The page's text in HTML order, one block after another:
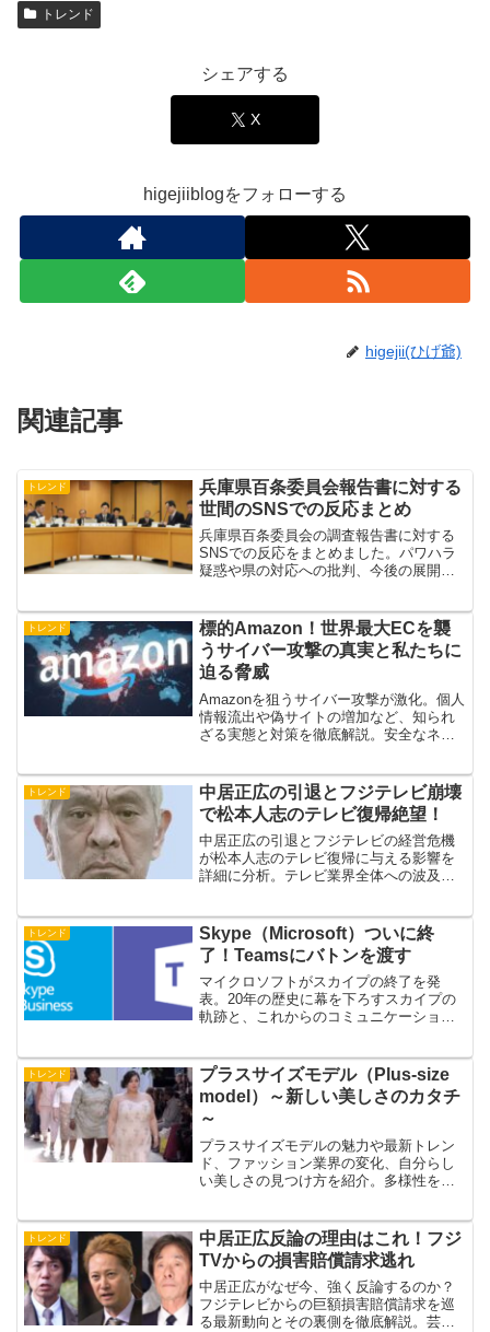
トレンド
シェアする
X
higejiiblogをフォローする
higejii(ひげ爺)
関連記事
トレンド
兵庫県百条委員会報告書に対する
世間のSNSでの反応まとめ
兵庫県百条委員会の調査報告書に対する
SNSでの反応をまとめました。パワハラ
疑惑や県の対応への批判、今後の展開へ
在り方についても考察しています。
トレンド
標的Amazon！世界最大ECを襲
うサイバー攻撃の真実と私たちに
迫る脅威
Amazonを狙うサイバー攻撃が激化。個人
情報流出や偽サイトの増加など、知られ
ざる実態と対策を徹底解説。安全なネッ
トレンド
中居正広の引退とフジテレビ崩壊
で松本人志のテレビ復帰絶望！
中居正広の引退とフジテレビの経営危機
が松本人志のテレビ復帰に与える影響を
詳細に分析。テレビ業界全体への波及効
トレンド
Skype（Microsoft）ついに終
了！Teamsにバトンを渡す
マイクロソフトがスカイプの終了を発
表。20年の歴史に幕を下ろすスカイプの
軌跡と、これからのコミュニケーション
トレンド
プラスサイズモデル（Plus-size
model）～新しい美しさのカタチ
～
プラスサイズモデルの魅力や最新トレン
ド、ファッション業界の変化、自分らし
い美しさの見つけ方を紹介。多様性を認
トレンド
中居正広反論の理由はこれ！フジ
TVからの損害賠償請求逃れ
中居正広がなぜ今、強く反論するのか？
フジテレビからの巨額損害賠償請求を巡
る最新動向とその裏側を徹底解説。芸能